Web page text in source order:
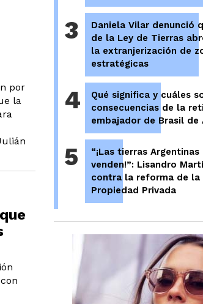
por
la
3
Daniela Vilar denunció
de la Ley de Tierras
la extranjerización de
estratégicas
4
Qué significa y cuáles
consecuencias de la
embajador de Brasil de
5
“¡Las tierras Argentinas
venden!”: Lisandro
contra la reforma de la
Propiedad Privada